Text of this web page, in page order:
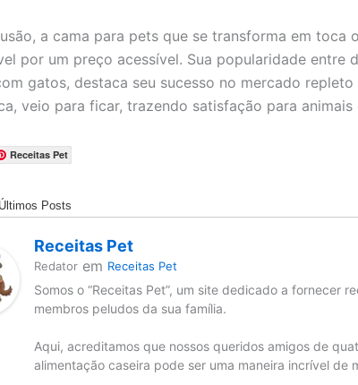
a cama para pets que se transforma em toca
por um preço acessível. Sua popularidade entre
gatos, destaca seu sucesso no mercado
veio para ficar, trazendo satisfação para animais
Receitas Pet
Últimos Posts
Receitas Pet
Redator em Receitas Pet
Somos o “Receitas Pet”, um site dedicado a fornecer
membros peludos da sua família.
Aqui, acreditamos que nossos queridos amigos de
alimentação caseira pode ser uma maneira incrível de